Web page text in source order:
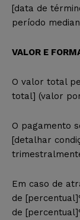
[data de
período
VALOR E
O valor total
total] (valor
O pagamento
[detalhar
Em caso de
de
de